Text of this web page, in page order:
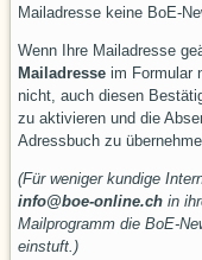
Mailadresse keine BoE-
Wenn Ihre Mailadresse
Mailadresse im Formular
nicht, auch diesen
zu aktivieren und die
Adressbuch zu
(Für weniger kundige
info@boe-online.ch in
Mailprogramm die BoE-
einstuft.)